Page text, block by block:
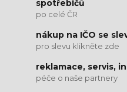
spotřebičů
po celé ČR
nákup na IČO se
pro slevu klikněte zde
reklamace, servis,
péče o naše partnery